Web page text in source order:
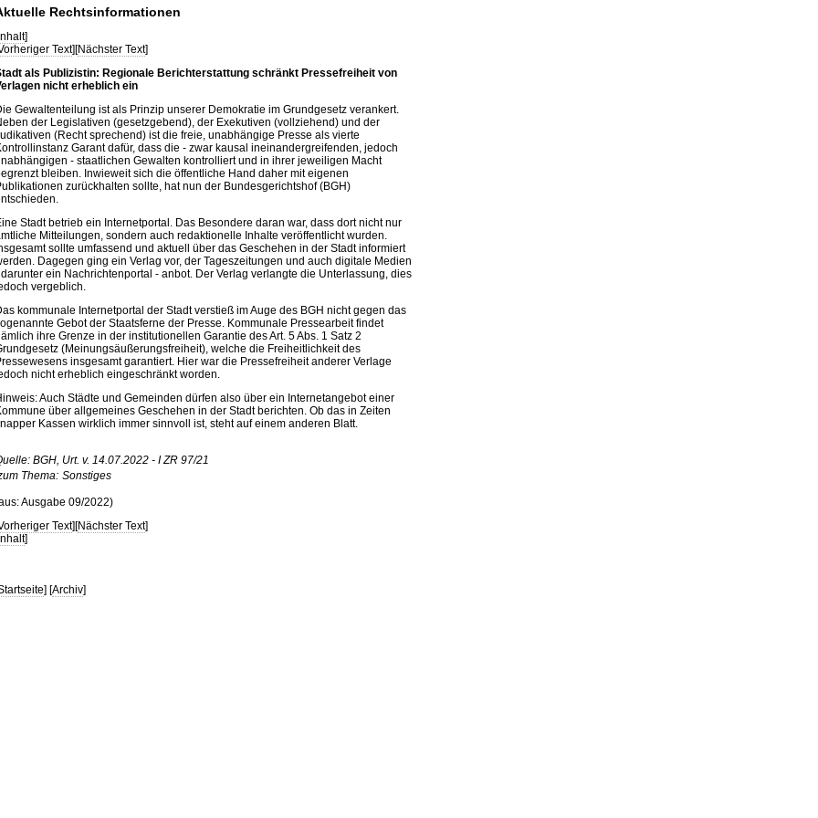
Rechtsinformationen
]
Text][Nächster Text]
als Publizistin: Regionale Berichterstattung schränkt Pressefreiheit von
nicht erheblich ein
Gewaltenteilung ist als Prinzip unserer Demokratie im Grundgesetz verankert.
der Legislativen (gesetzgebend), der Exekutiven (vollziehend) und der
(Recht sprechend) ist die freie, unabhängige Presse als vierte
Garant dafür, dass die - zwar kausal ineinandergreifenden, jedoch
- staatlichen Gewalten kontrolliert und in ihrer jeweiligen Macht
bleiben. Inwieweit sich die öffentliche Hand daher mit eigenen
zurückhalten sollte, hat nun der Bundesgerichtshof (BGH)
Stadt betrieb ein Internetportal. Das Besondere daran war, dass dort nicht nur
Mitteilungen, sondern auch redaktionelle Inhalte veröffentlicht wurden.
sollte umfassend und aktuell über das Geschehen in der Stadt informiert
Dagegen ging ein Verlag vor, der Tageszeitungen und auch digitale Medien
ein Nachrichtenportal - anbot. Der Verlag verlangte die Unterlassung, dies
vergeblich.
kommunale Internetportal der Stadt verstieß im Auge des BGH nicht gegen das
Gebot der Staatsferne der Presse. Kommunale Pressearbeit findet
ihre Grenze in der institutionellen Garantie des Art. 5 Abs. 1 Satz 2
(Meinungsäußerungsfreiheit), welche die Freiheitlichkeit des
insgesamt garantiert. Hier war die Pressefreiheit anderer Verlage
nicht erheblich eingeschränkt worden.
Auch Städte und Gemeinden dürfen also über ein Internetangebot einer
über allgemeines Geschehen in der Stadt berichten. Ob das in Zeiten
Kassen wirklich immer sinnvoll ist, steht auf einem anderen Blatt.
BGH, Urt. v. 14.07.2022 - I ZR 97/21
Thema: Sonstiges
Ausgabe 09/2022)
Text][Nächster Text]
]
] [Archiv]